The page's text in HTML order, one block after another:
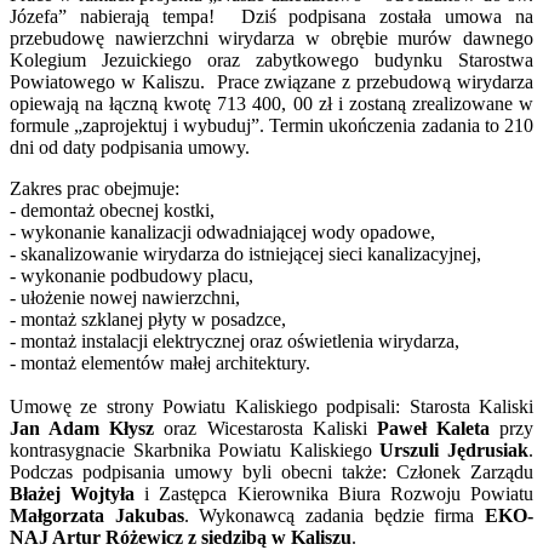
Józefa” nabierają tempa! Dziś podpisana została umowa na
przebudowę nawierzchni wirydarza w obrębie murów dawnego
Kolegium Jezuickiego oraz zabytkowego budynku Starostwa
Powiatowego w Kaliszu. Prace związane z przebudową wirydarza
opiewają na łączną kwotę 713 400, 00 zł i zostaną zrealizowane w
formule „zaprojektuj i wybuduj”. Termin ukończenia zadania to 210
dni od daty podpisania umowy.
Zakres prac obejmuje:
- demontaż obecnej kostki,
- wykonanie kanalizacji odwadniającej wody opadowe,
- skanalizowanie wirydarza do istniejącej sieci kanalizacyjnej,
- wykonanie podbudowy placu,
- ułożenie nowej nawierzchni,
- montaż szklanej płyty w posadzce,
- montaż instalacji elektrycznej oraz oświetlenia wirydarza,
- montaż elementów małej architektury.
Umowę ze strony Powiatu Kaliskiego podpisali: Starosta Kaliski
Jan Adam Kłysz oraz Wicestarosta Kaliski Paweł Kaleta przy
kontrasygnacie Skarbnika Powiatu KaliskiegoUrszuli Jędrusiak.
Podczas podpisania umowy byli obecni także: Członek Zarządu
Błażej Wojtyła i Zastępca Kierownika Biura Rozwoju Powiatu
Małgorzata Jakubas. Wykonawcą zadania będzie firmaEKO-
NAJ Artur Różewicz z siedzibą w Kaliszu.